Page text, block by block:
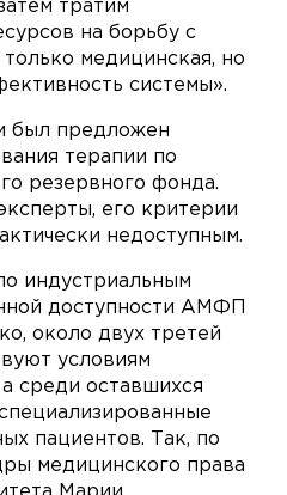
тратим
на борьбу с
медицинская, но
системы».
был предложен
терапии по
резервного фонда.
его критерии
недоступным.
индустриальным
доступности АМФП
около двух третей
условиям
среди оставшихся
пациентов. Так, по
медицинского права